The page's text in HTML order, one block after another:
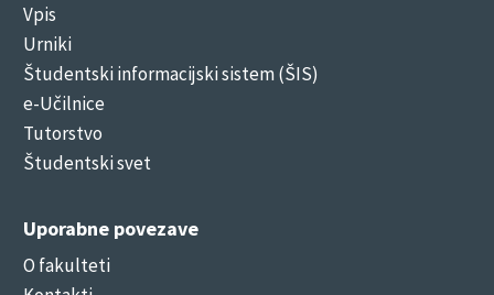
Vpis
Urniki
Študentski informacijski sistem (ŠIS)
e-Učilnice
Tutorstvo
Študentski svet
Uporabne povezave
O fakulteti